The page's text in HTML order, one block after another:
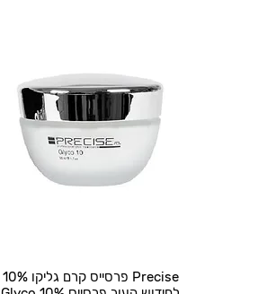
Precise פרסייס קרם גליקו 10%